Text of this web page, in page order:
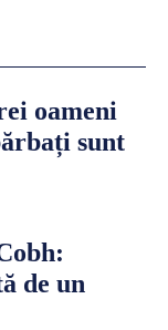
oameni
sunt
de un